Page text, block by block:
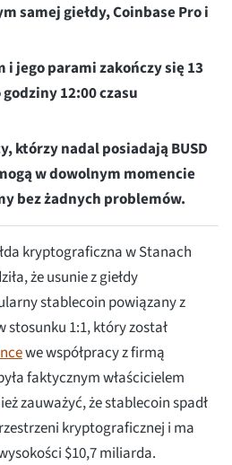
samej giełdy, Coinbase Pro i
jego parami zakończy się 13
12:00 czasu
którzy nadal posiadają BUSD
w dowolnym momencie
bez żadnych problemów.
kryptograficzna w Stanach
że usunie z giełdy
stablecoin powiązany z
1:1, który został
we współpracy z firmą
faktycznym właścicielem
zauważyć, że stablecoin spadł
kryptograficznej i ma
$10,7 miliarda.